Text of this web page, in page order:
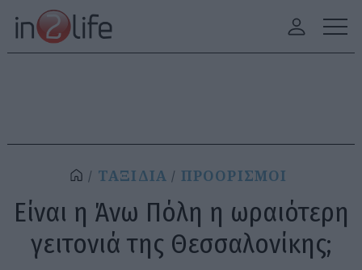
ΤΑΞΙΔΙΑ ΠΡΟΟΡΙΣΜΟΙ
Είναι η Άνω Πόλη η ωραιότερη
γειτονιά της Θεσσαλονίκης;